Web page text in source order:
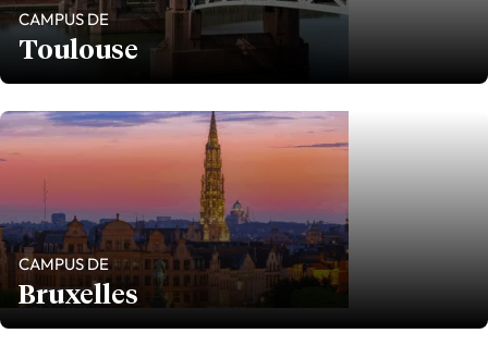
CAMPUS DE
Toulouse
CAMPUS DE
Bruxelles